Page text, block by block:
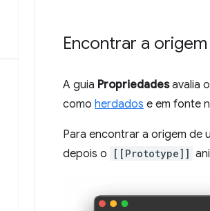
Encontrar a
A guia Propriedadesavalia
como herdados e em fonte
Para encontrar a origem de
depois o
[[Prototype]]